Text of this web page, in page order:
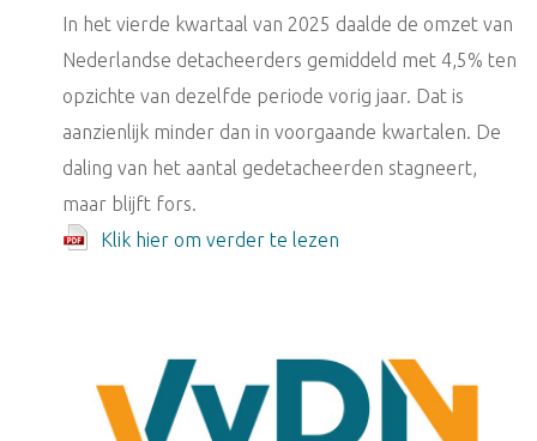
In het vierde kwartaal van 2025 daalde de omzet van
Nederlandse detacheerders gemiddeld met 4,5% ten
opzichte van dezelfde periode vorig jaar. Dat is
aanzienlijk minder dan in voorgaande kwartalen. De
daling van het aantal gedetacheerden stagneert,
maar blijft fors.
Klik hier om verder te lezen